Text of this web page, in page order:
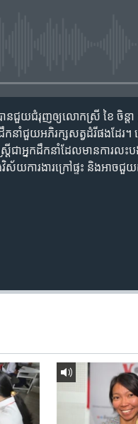
ន​ជួយជំរុញឲ្យលោកស្រី ខៃ ចិន្តា
ជួយអភិរក្សសត្វដំរីផងដែរ។ ល
ជាអ្នកដឹកនាំដែលមានការលះប
ស័យការងារក្រៅផ្ទះ និងអាចជួ